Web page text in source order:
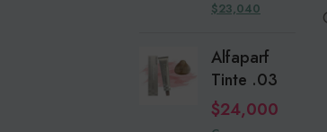
$23,040
Alfaparf
Tinte .03
$24,000